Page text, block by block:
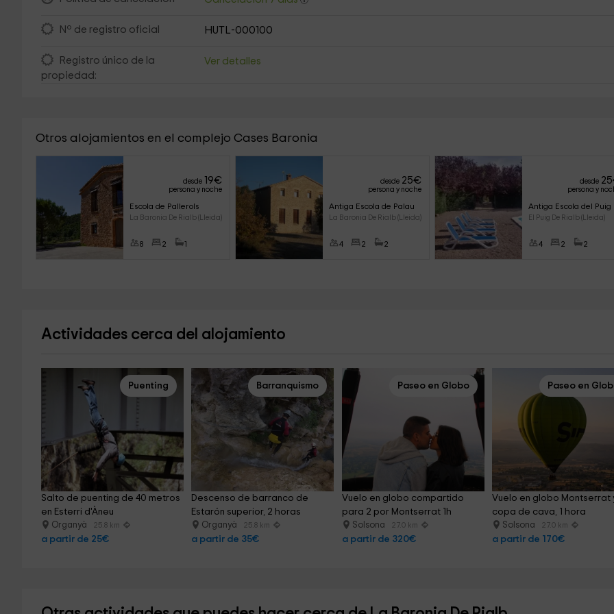
Nº de registro oficial HUTL-000100
Registro único de la
propiedad:
Ver detalles
Otros alojamientos en el complejo Cases Baronia
desde 19€
persona y noche
Escola de Pallerols
La Baronia De Rialb (Lleida)
8 2 1
desde 25€
persona y noche
Antiga Escola de Palau
La Baronia De Rialb (Lleida)
4 2 2
desde 25
persona y
Antiga Escola del Puig
El Puig De Rialb (Lleida)
4 2 2
Actividades cerca del alojamiento
Puenting
Salto de puenting de 40 metros
en Esterri d'Àneu
Organyà 25.8 km
a partir de 25€
Barranquismo
Descenso de barranco de
Estarón superior, 2 horas
Organyà 25.8 km
a partir de 35€
Paseo en Globo
Vuelo en globo compartido
para 2 por Montserrat 1h
Solsona 27.0 km
a partir de 320€
Paseo en
Vuelo en globo Montserrat
copa de cava, 1 hora
Solsona 27.0 km
a partir de 170€